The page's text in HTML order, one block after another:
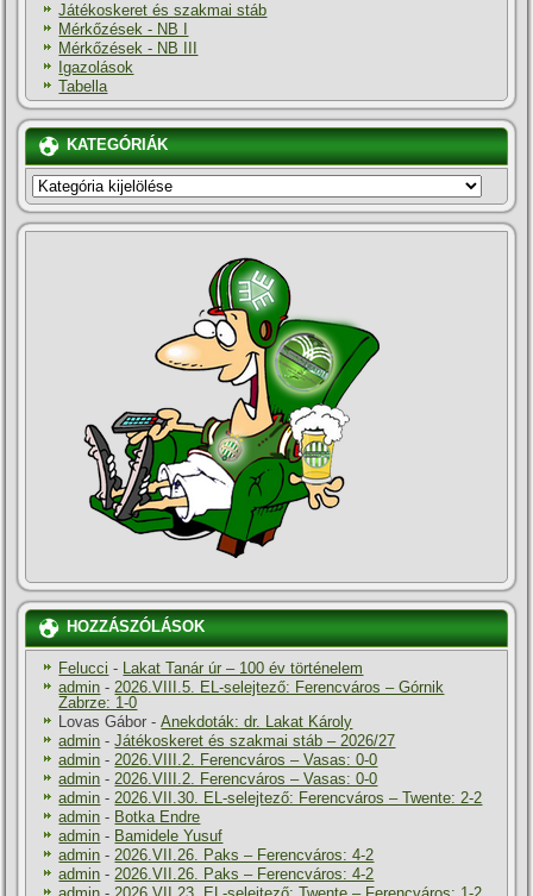
Játékoskeret és szakmai stáb
Mérkőzések - NB I
Mérkőzések - NB III
Igazolások
Tabella
KATEGÓRIÁK
KATEGÓRIÁK
HOZZÁSZÓLÁSOK
Felucci - Lakat Tanár úr – 100 év történelem
admin -2026.VIII.5. EL-selejtező: Ferencváros – Górnik
Zabrze: 1-0
Lovas Gábor -Anekdoták: dr. Lakat Károly
admin -Játékoskeret és szakmai stáb – 2026/27
admin -2026.VIII.2. Ferencváros – Vasas: 0-0
admin -2026.VIII.2. Ferencváros – Vasas: 0-0
admin -2026.VII.30. EL-selejtező: Ferencváros – Twente: 2-2
admin - Botka Endre
admin - Bamidele Yusuf
admin -2026.VII.26. Paks – Ferencváros: 4-2
admin -2026.VII.26. Paks – Ferencváros: 4-2